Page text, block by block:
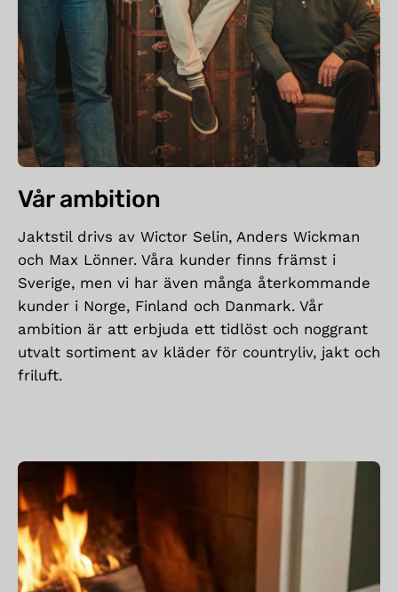
Vår ambition
Jaktstil drivs av Wictor Selin, Anders Wickman
och Max Lönner. Våra kunder finns främst i
Sverige, men vi har även många återkommande
kunder i Norge, Finland och Danmark. Vår
ambition är att erbjuda ett tidlöst och noggrant
utvalt sortiment av kläder för countryliv, jakt och
friluft.